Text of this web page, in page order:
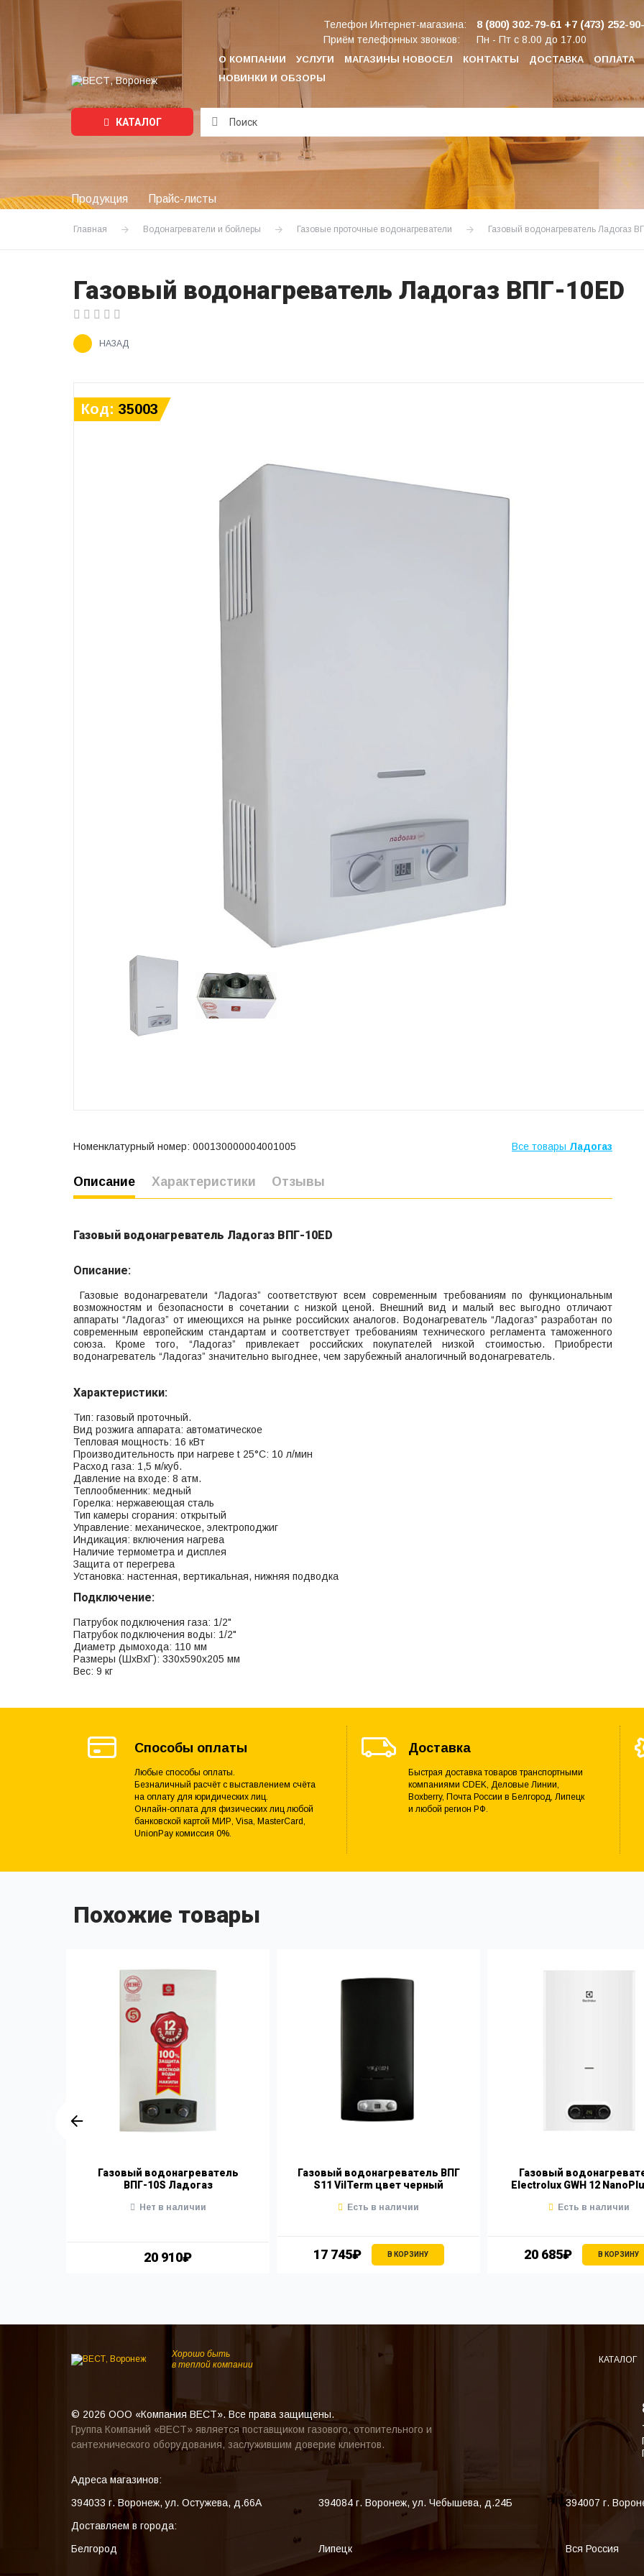
О КОМПАНИИ УСЛУГИ МАГАЗИНЫ НОВОСЕЛ КОНТАКТЫ ДОСТАВКА ОПЛАТА
НОВИНКИ И ОБЗОРЫ
Телефон Интернет-магазина: 8 (800) 302-79-61 +7 (473) 252-
Приём телефонных звонков: Пн - Пт с 8.00 до 17.00
КАТАЛОГ
Подождите...
Продукция Прайс-листы
Главная Водонагреватели и бойлеры Газовые проточные водонагреватели Газовый водонагреватель Ладогаз
Газовый водонагреватель Ладогаз ВПГ-10ЕD
НАЗАД
Код: 35003
Номенклатурный номер: 000130000004001005 Все товары Ладогаз
Описание Характеристики Отзывы
Газовый водонагреватель Ладогаз ВПГ-10ЕD
Описание:
Газовые водонагреватели “Ладогаз” соответствуют всем современным требованиям по функциональным
возможностям и безопасности в сочетании с низкой ценой. Внешний вид и малый вес выгодно отличают
аппараты “Ладогаз” от имеющихся на рынке российских аналогов. Водонагреватель “Ладогаз” разработан по
современным европейским стандартам и соответствует требованиям технического регламента таможенного
союза. Кроме того, “Ладогаз” привлекает российских покупателей низкой стоимостью. Приобрести
водонагреватель “Ладогаз” значительно выгоднее, чем зарубежный аналогичный водонагреватель.
Характеристики:
Тип: газовый проточный.
Вид розжига аппарата: автоматическое
Тепловая мощность: 16 кВт
Производительность при нагреве t 25°C: 10 л/мин
Расход газа: 1,5 м/куб.
Давление на входе: 8 атм.
Теплообменник: медный
Горелка: нержавеющая сталь
Тип камеры сгорания: открытый
Управление: механическое, электроподжиг
Индикация: включения нагрева
Наличие термометра и дисплея
Защита от перегрева
Установка: настенная, вертикальная, нижняя подводка
Подключение:
Патрубок подключения газа: 1/2"
Патрубок подключения воды: 1/2"
Диаметр дымохода: 110 мм
Размеры (ШхВхГ): 330х590x205 мм
Вес: 9 кг
Способы оплаты
Любые способы оплаты.
Безналичный расчёт с выставлением счёта
на оплату для юридических лиц.
Онлайн-оплата для физических лиц любой
банковской картой МИР, Visa, MasterCard,
UnionPay комиссия 0%.
Доставка
Быстрая доставка товаров транспортными
компаниями CDEK, Деловые Линии,
Boxberry, Почта России в Белгород, Липецк
и любой регион РФ.
Похожие товары
Газовый водонагреватель
ВПГ-10S Ладогаз
20 910₽
Нет в наличии
Газовый водонагреватель ВПГ
S11 VilTerm цвет черный
17 745₽ В КОРЗИНУ
Есть в наличии
Газовый
Electrolux GWH 12
20 685₽ В КОРЗИНУ
Есть в наличии
Хорошо быть
в теплой компании
КАТАЛОГ
© 2026 ООО «Компания ВЕСТ». Все права защищены.
Группа Компаний «ВЕСТ» является поставщиком газового, отопительного и
сантехнического оборудования, заслужившим доверие клиентов.
Адреса магазинов:
394033 г. Воронеж,ул. Остужева, д.66А 394084 г. Воронеж,ул. Чебышева, д.24Б 394007 г.
Доставляем в города:
Белгород
Липецк Вся Россия